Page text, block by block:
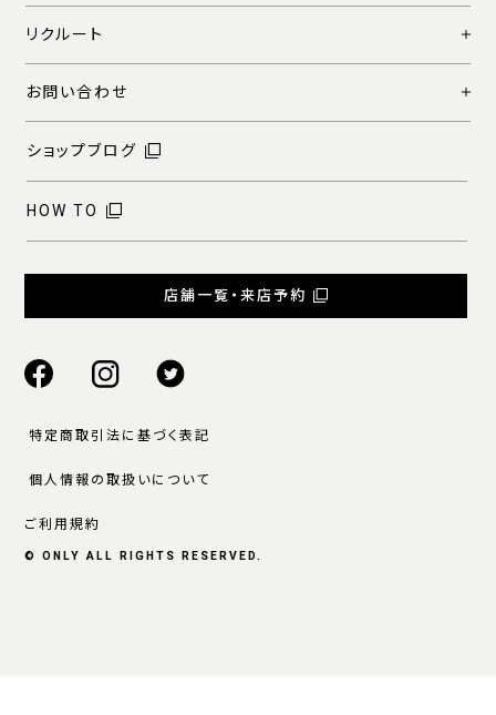
リクルート
お問い合わせ
ショップブログ
HOW TO
店舗一覧・来店予約
特定商取引法に基づく表記
個人情報の取扱いについて
ご利用規約
© ONLY ALL RIGHTS RESERVED.